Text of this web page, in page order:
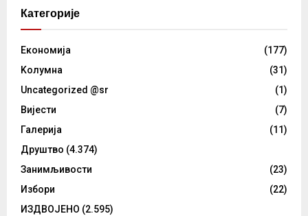
Категорије
Eкономија
(177)
Kолумнa
(31)
Uncategorized @sr
(1)
Вијести
(7)
Галерија
(11)
Друштво (4.374)
Занимљивости
(23)
Избори
(22)
ИЗДВОЈЕНО (2.595)